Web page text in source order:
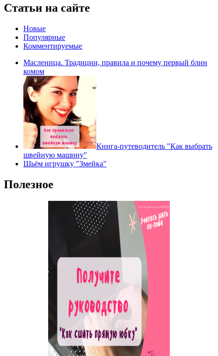
Статьи на сайте
Новые
Популярные
Комментируемые
Масленица. Традиции, правила и почему первый блин
комом
Книга-путеводитель "Как выбрать
швейную машину"
Шьём игрушку "Змейка"
Полезное